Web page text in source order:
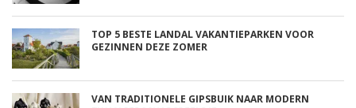
TOP 5 BESTE LANDAL VAKANTIEPARKEN VOOR
GEZINNEN DEZE ZOMER
VAN TRADITIONELE GIPSBUIK NAAR MODERN